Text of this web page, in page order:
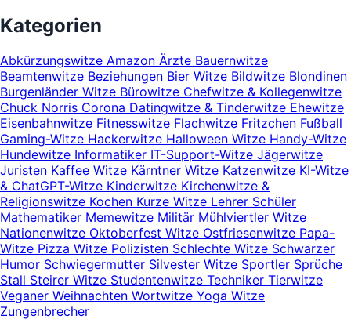
Kategorien
Abkürzungswitze Amazon Ärzte Bauernwitze
Beamtenwitze Beziehungen Bier Witze Bildwitze Blondinen
Burgenländer Witze Bürowitze Chefwitze & Kollegenwitze
Chuck Norris Corona Datingwitze & Tinderwitze Ehewitze
Eisenbahnwitze Fitnesswitze Flachwitze Fritzchen Fußball
Gaming-Witze Hackerwitze Halloween Witze Handy-Witze
Hundewitze Informatiker IT-Support-Witze Jägerwitze
Juristen Kaffee Witze Kärntner Witze Katzenwitze KI-Witze
& ChatGPT-Witze Kinderwitze Kirchenwitze &
Religionswitze Kochen Kurze Witze Lehrer Schüler
Mathematiker Memewitze Militär Mühlviertler Witze
Nationenwitze Oktoberfest Witze Ostfriesenwitze Papa-
Witze Pizza Witze Polizisten Schlechte Witze Schwarzer
Humor Schwiegermutter Silvester Witze Sportler Sprüche
Stall Steirer Witze Studentenwitze Techniker Tierwitze
Veganer Weihnachten Wortwitze Yoga Witze
Zungenbrecher